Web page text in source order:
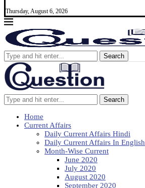
Thursday, August 6, 2026
Search
Search
Home
Current Affairs
Daily Current Affairs Hindi
Daily Current Affairs In English
Month-Wise Current
June 2020
July 2020
August 2020
September 2020